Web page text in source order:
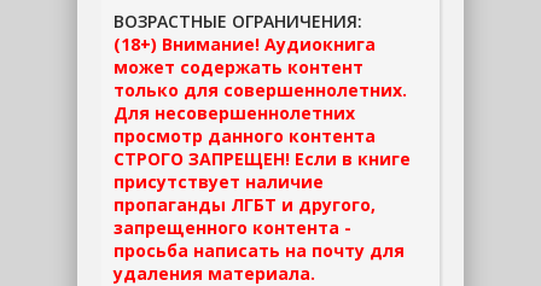
ВОЗРАСТНЫЕ ОГРАНИЧЕНИЯ:
(18+) Внимание! Аудиокнига
может содержать контент
только для совершеннолетних.
Для несовершеннолетних
просмотр данного контента
СТРОГО ЗАПРЕЩЕН! Если в книге
присутствует наличие
пропаганды ЛГБТ и другого,
запрещенного контента -
просьба написать на почту для
удаления материала.